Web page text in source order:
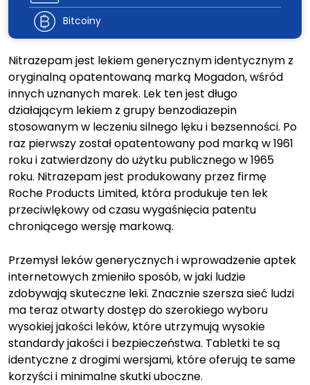
Bitcoiny
Nitrazepam jest lekiem generycznym identycznym z
oryginalną opatentowaną marką Mogadon, wśród
innych uznanych marek. Lek ten jest długo
działającym lekiem z grupy benzodiazepin
stosowanym w leczeniu silnego lęku i bezsenności. Po
raz pierwszy został opatentowany pod marką w 1961
roku i zatwierdzony do użytku publicznego w 1965
roku. Nitrazepam jest produkowany przez firmę
Roche Products Limited, która produkuje ten lek
przeciwlękowy od czasu wygaśnięcia patentu
chroniącego wersję markową.
Przemysł leków generycznych i wprowadzenie aptek
internetowych zmieniło sposób, w jaki ludzie
zdobywają skuteczne leki. Znacznie szersza sieć ludzi
ma teraz otwarty dostęp do szerokiego wyboru
wysokiej jakości leków, które utrzymują wysokie
standardy jakości i bezpieczeństwa. Tabletki te są
identyczne z drogimi wersjami, które oferują te same
korzyści i minimalne skutki uboczne.